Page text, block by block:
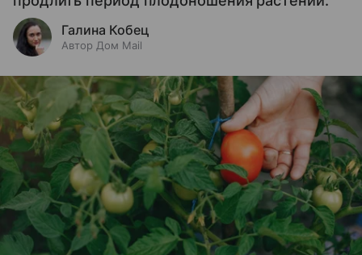
Галина Кобец
Автор Дом Mail